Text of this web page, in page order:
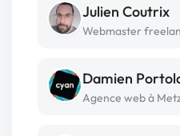
Julien Coutrix
Webmaster
Damien
Agence web à